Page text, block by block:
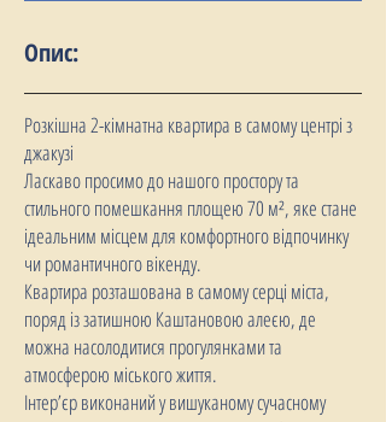
Опис:
Розкішна 2-кімнатна квартира в самому центрі з
джакузі
Ласкаво просимо до нашого простору та
стильного помешкання площею 70 м², яке стане
ідеальним місцем для комфортного відпочинку
чи романтичного вікенду.
Квартира розташована в самому серці міста,
поряд із затишною Каштановою алеєю, де
можна насолодитися прогулянками та
атмосферою міського життя.
Інтер’єр виконаний у вишуканому сучасному